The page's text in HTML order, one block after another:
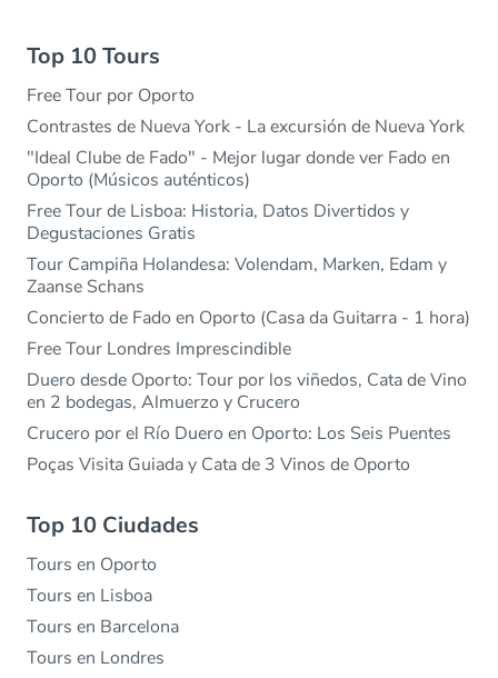
Top 10 Tours
Free Tour por Oporto
Contrastes de Nueva York - La excursión de Nueva York
"Ideal Clube de Fado" - Mejor lugar donde ver Fado en
Oporto (Músicos auténticos)
Free Tour de Lisboa: Historia, Datos Divertidos y
Degustaciones Gratis
Tour Campiña Holandesa: Volendam, Marken, Edam y
Zaanse Schans
Concierto de Fado en Oporto (Casa da Guitarra - 1 hora)
Free Tour Londres Imprescindible
Duero desde Oporto: Tour por los viñedos, Cata de Vino
en 2 bodegas, Almuerzo y Crucero
Crucero por el Río Duero en Oporto: Los Seis Puentes
Poças Visita Guiada y Cata de 3 Vinos de Oporto
Top 10 Ciudades
Tours en Oporto
Tours en Lisboa
Tours en Barcelona
Tours en Londres